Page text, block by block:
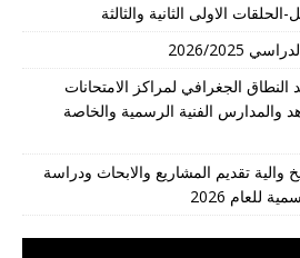
الحلقات الاولى الثانية والثالثة
بتحديد النطاق الجغرافي لمراكز الامتحانات
والمدارس الفنية الرسمية والخاصة
بتواريخ والية تقديم المشاريع والابحاث ودراسة
للعام 2026